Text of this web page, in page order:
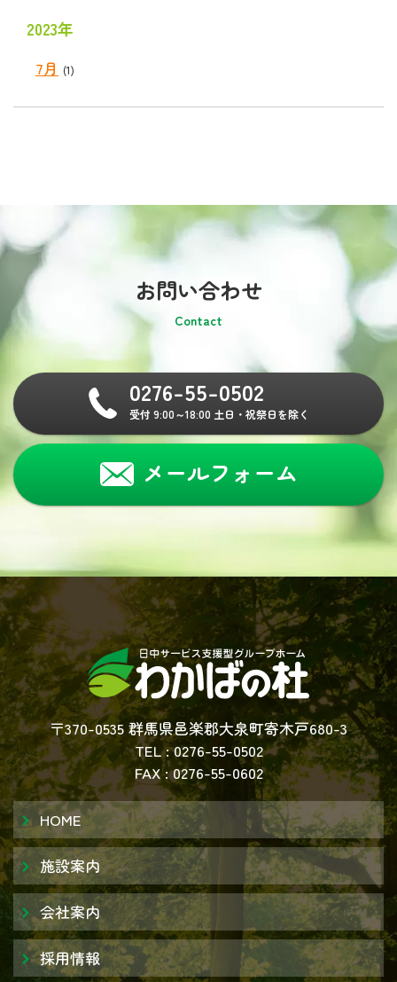
2023年
7月 (1)
お問い合わせ
Contact
0276-55-0502
受付 9:00～18:00 土日・祝祭日を除く
メールフォーム
〒370-0535 群馬県邑楽郡大泉町寄木戸680-3
TEL :0276-55-0502
FAX : 0276-55-0602
HOME
施設案内
会社案内
採用情報